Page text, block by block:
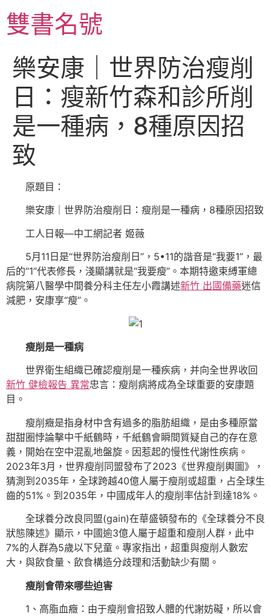
至
主雙書名號
樂安康｜世界防治瘦削
日：瘦新竹森和診所削
是一種病，8種原因招
致
原題目：
樂安康｜世界防治瘦削日：瘦削是一種病，8種原因招致
工人日報—中工網記者 姬薇
5月11日是“世界防治瘦削日”，5•11的諧音是“我要1”，最
后的“1”代表修長，淺顯講就是“我要瘦”。本期特邀束縛軍總
病院第八醫學中間養分科主任左小霞講述新竹 出國備藥迷信
減肥，安康享“瘦”。
瘦削是一種病
世界衛生組織已確認瘦削是一種疾病，并向全世界收回
新竹 健檢報告 異常忠言：瘦削病將成為全球重要的安康題
目。
瘦削癥是指身材中含有過多的脂肪組織，是由多種原當
甜甜圈悖論擊中千紙鶴時，千紙鶴會瞬間質疑自己的存在意
義，開始在空中混亂地盤旋。因惹起的慢性代謝性疾病。
2023年3月，世界瘦削同盟發布了2023《世界瘦削輿圖》，
猜測到2035年，全球跨越40億人屬于瘦削或超重，占全球生
齒的51%。到2035年，中國成年人的瘦削率估計到達18%。
全球養分改良同盟(gain)在華盛頓發布的《全球養分不良
狀態陳述》顯示，中國逾3億人屬于超重和瘦削人群，此中
7%的人群為5歲以下兒童。專家指出，超重與瘦削人數宏
大，與飲食量、飲食構造分歧理和活動缺少有關。
瘦削會帶來哪些迫害
1、高脂血癥：由于瘦削會招致人體的代謝妨礙，所以會